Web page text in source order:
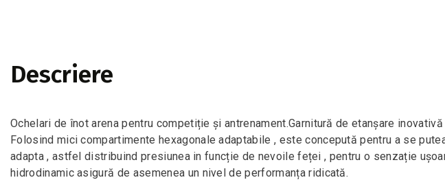
Descriere
Ochelari de înot arena pentru competiție și antrenament.Garnitură de etanșare inovativă
Folosind mici compartimente hexagonale adaptabile , este concepută pentru a se
adapta , astfel distribuind presiunea in funcție de nevoile feței , pentru o senzație
hidrodinamic asigură de asemenea un nivel de performanța ridicată.